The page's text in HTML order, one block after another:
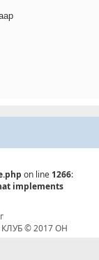
on line 1266:
implements
© 2017 ОН